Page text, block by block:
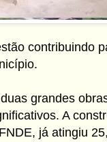
contribuindo
grandes
A
já atingiu